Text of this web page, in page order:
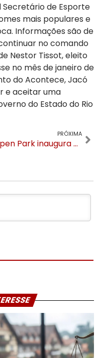
Secretário de Esporte
mais populares e
Informações são de
no comando
Nestor Tissot, eleito
no mês de janeiro de
do Acontece, Jacó
e aceitar uma
do Estado do Rio
PRÓXIMA
Alpen Park inaugura Vila Alpina inspirada nos alpes suíços e alemães